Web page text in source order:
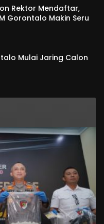
Rektor Mendaftar,
Gorontalo Makin Seru
Mulai Jaring Calon